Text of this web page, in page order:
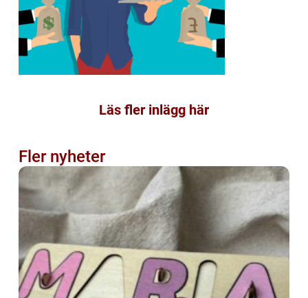
Läs fler inlägg här
Fler nyheter